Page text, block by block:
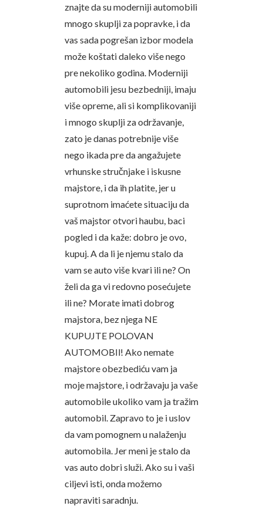
znajte da su moderniji automobili
mnogo skuplji za popravke, i da
vas sada pogrešan izbor modela
može koštati daleko više nego
pre nekoliko godina. Moderniji
automobili jesu bezbedniji, imaju
više opreme, ali si komplikovaniji
i mnogo skuplji za održavanje,
zato je danas potrebnije više
nego ikada pre da angažujete
vrhunske stručnjake i iskusne
majstore, i da ih platite, jer u
suprotnom imaćete situaciju da
vaš majstor otvori haubu, baci
pogled i da kaže: dobro je ovo,
kupuj. A da li je njemu stalo da
vam se auto više kvari ili ne? On
želi da ga vi redovno posećujete
ili ne? Morate imati dobrog
majstora, bez njega NE
KUPUJTE POLOVAN
AUTOMOBIl! Ako nemate
majstore obezbediću vam ja
moje majstore, i održavaju ja vaše
automobile ukoliko vam ja tražim
automobil. Zapravo to je i uslov
da vam pomognem u nalaženju
automobila. Jer meni je stalo da
vas auto dobri služi. Ako su i vaši
ciljevi isti, onda možemo
napraviti saradnju.